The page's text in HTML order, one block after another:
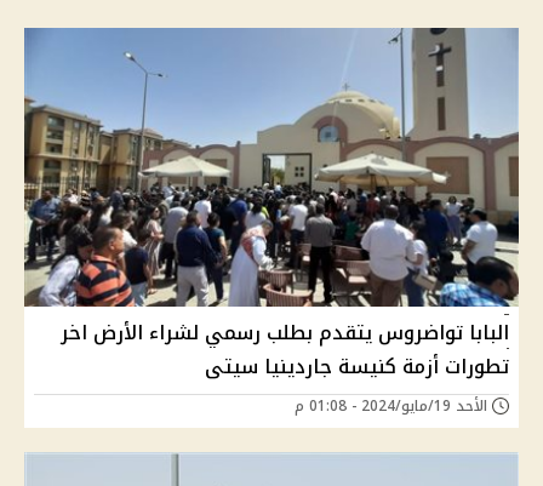
البابا تواضروس يتقدم بطلب رسمي لشراء الأرض اخر
تطورات أزمة كنيسة جاردينيا سيتى
الأحد 19/مايو/2024 - 01:08 م